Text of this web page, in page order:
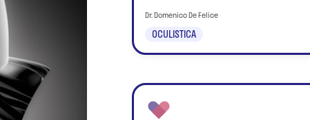
OCULISTICA
Dr. Domenico De Felice